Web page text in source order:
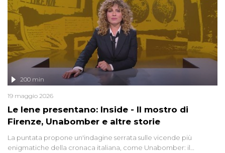
Le Iene presentano: Inside - Il mostro di
Firenze, Unabomber e altre storie
200 min
19 maggio 2026
La puntata propone un'indagine serrata sulle vicende più
enigmatiche della cronaca italiana, come Unabomber: il